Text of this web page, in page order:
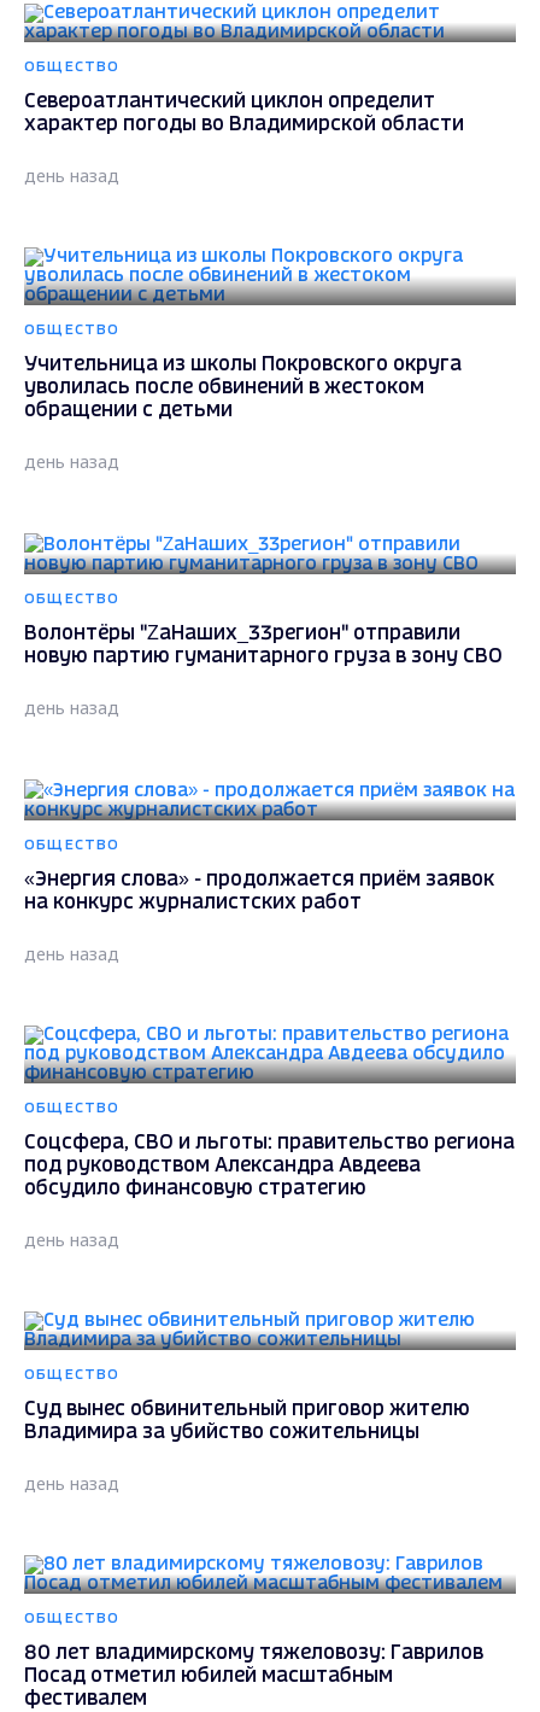
ОБЩЕСТВО
Североатлантический циклон определит
характер погоды во Владимирской области
день назад
ОБЩЕСТВО
Учительница из школы Покровского округа
уволилась после обвинений в жестоком
обращении с детьми
день назад
ОБЩЕСТВО
Волонтёры "ZаНаших_33регион" отправили
новую партию гуманитарного груза в зону СВО
день назад
ОБЩЕСТВО
«Энергия слова» - продолжается приём заявок
на конкурс журналистских работ
день назад
ОБЩЕСТВО
Соцсфера, СВО и льготы: правительство региона
под руководством Александра Авдеева
обсудило финансовую стратегию
день назад
ОБЩЕСТВО
Суд вынес обвинительный приговор жителю
Владимира за убийство сожительницы
день назад
ОБЩЕСТВО
80 лет владимирскому тяжеловозу: Гаврилов
Посад отметил юбилей масштабным
фестивалем